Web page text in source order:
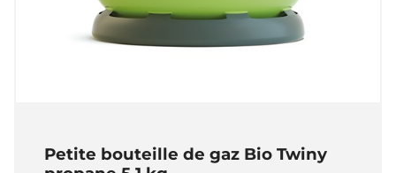
Petite bouteille de gaz Bio Twiny